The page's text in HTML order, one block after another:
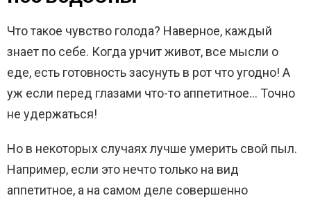
Что такое чувство голода? Наверное, каждый
знает по себе. Когда урчит живот, все мысли о
еде, есть готовность засунуть в рот что угодно! А
уж если перед глазами что-то аппетитное… Точно
не удержаться!
Но в некоторых случаях лучше умерить свой пыл.
Например, если это нечто только на вид
аппетитное, а на самом деле совершенно